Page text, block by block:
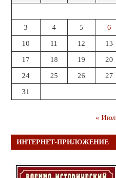
3 4 5 6
10 11 12 13
17 18 19 20
24 25 26 27
31
« Июл
ИНТЕРНЕТ-ПРИЛОЖЕНИЕ